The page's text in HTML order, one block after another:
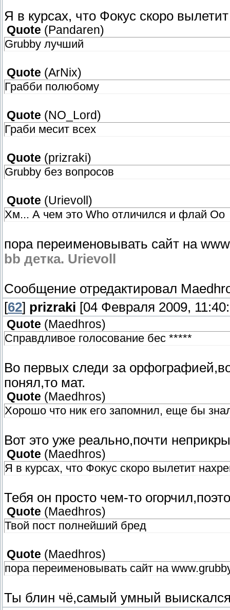
Я в курсах, что Фокус скоро
Quote ( Pandaren)
Grubby лучший
Quote (ArNix)
Грабби полюбому
Quote (NO_Lord)
Граби месит всех
Quote (prizraki)
Grubby без вопросов
Quote (Urievoll )
Хм... А чем это Who отличился и флай Оо
пора переименовывать сайт на
bb детка. Urievoll
Сообщение отредактировал
[62] prizraki [04 Февраля 2009,
Quote (Maedhros)
Справдливое голосование бес *****
Во первых следи за
понял,то мат.
Quote (Maedhros)
Хорошо что ник его запомнил, еще бы
Вот это уже реально,почти
Quote (Maedhros)
Я в курсах, что Фокус скоро вылетит
Тебя он просто чем-то
Quote (Maedhros)
Твой пост полнейший бред
Quote (Maedhros)
пора переименовывать сайт на
Ты блин чё,самый умный